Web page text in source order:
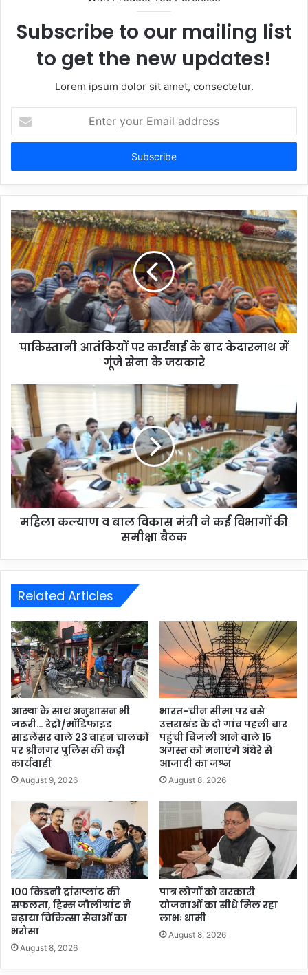
Subscribe to our mailing list
to get the new updates!
Lorem ipsum dolor sit amet, consectetur.
your
Email
पाकिस्तानी आतंकियों पर कार्रवाई के बाद केदारनाथ में
गूंजे सेना के जयकारे
महिला कल्याण व बाल विकास मंत्री ने कई विभागों की
समीक्षा बैठक
Related Articles
आस्था के साथ अनुशासन भी
जरूरी… रेट्रो/मॉडिफाइड
साइलेंसर वाले 23 वाहन चालकों
पर श्रीनगर पुलिस की कड़ी
कार्यवाही
August 9, 2026
भारत-चीन सीमा पर बसे
उत्तराखंड के दो गांव पहली बार
पहुंची बिजली आने वाले 15
अगस्त को मनाएंगे अंधेरे से
आजादी का जश्न
August 8, 2026
100 किडनी ट्रांसप्लांट की
सफलता, हिम्स जौलीग्रांट ने
बढ़ाया चिकित्सा सेवाओं का
भरोसा
August 8, 2026
पात्र लोगों को सरकारी
योजनाओं का सीधे मिल रहा
लाभः धामी
August 8, 2026